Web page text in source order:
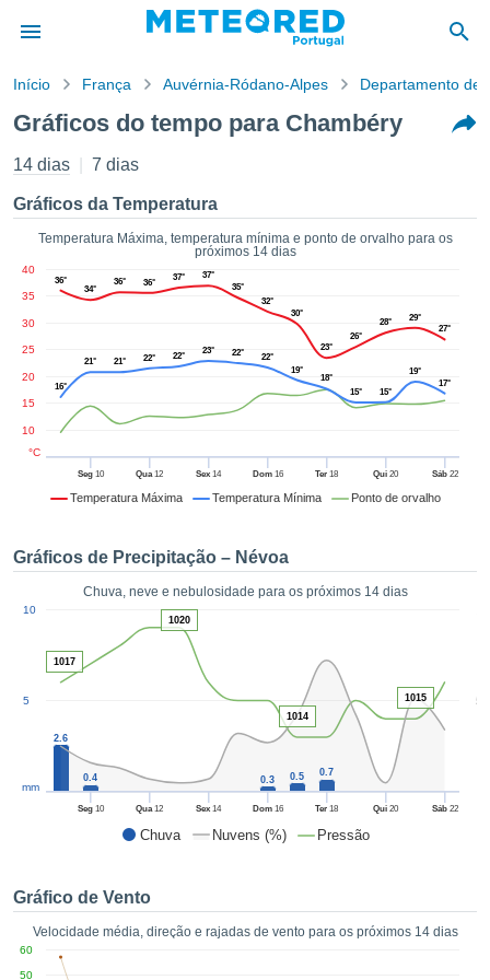
da
foi
por
para
que as
a este
das
e
forma
digital
de alta
custo.
botão
o
no
como
um perfil
CONTINUAR
Início França Auvérnia-Ródano-Alpes Departamento de
Gráficos do tempo para Chambéry
14 dias 7 dias
Gráficos da Temperatura
Temperatura Máxima, temperatura mínima e ponto de orvalho para os
próximos 14 dias
Temperatura Máxima Temperatura Mínima Ponto de orvalho
Seg10 Qua12 Sex 14 Dom16 Ter 18 Qui 20 Sáb22
10
15
20
25
30
35
40
°C
36°
34°
36° 36°
37°
37°
35°
32°
30°
23°
26°
28°
29°
27°
16°
21° 21° 22° 22°
23° 22°
22°
19°
18°
15°
15°
19°
17°
Gráficos de Precipitação – Névoa
Chuva, neve e nebulosidade para os próximos 14 dias
Chuva Nuvens (%) Pressão
50
Seg10 Qua12 Sex 14 Dom16 Ter 18 Qui 20 Sáb22
5
10
mm
2.6
0.4 0.3 0.5 0.7
1017
1020
1014
1015
Gráfico de Vento
Velocidade média, direção e rajadas de vento para os próximos 14 dias
50
60